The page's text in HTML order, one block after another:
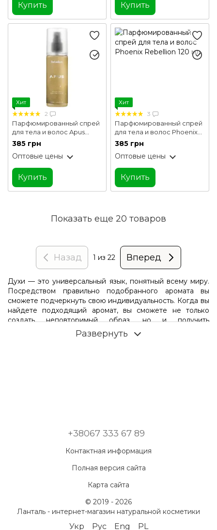
Купить Купить
Хит
2
Парфюмированный спрей
для тела и волос Apus
Rebellion 120 мл
385 грн
Оптовые цены
Купить
Хит
3
Парфюмированный спрей
для тела и волос Phoenix
Rebellion 120 мл
385 грн
Оптовые цены
Купить
Показать еще 20 товаров
Назад 1 из 22 Вперед
Духи — это универсальный язык, понятный всему миру.
Посредством правильно подобранного аромата вы
сможете подчеркнуть свою индивидуальность. Когда вы
найдете подходящий аромат, вы сможете не только
создать неповторимый образ, но и получить
дополнительную уверенность. Купить женские и
мужские духи от известных брендов и подобрать
Как заказать парфюмерию в интернет-
Если вы предпочитаете не тратить время и покупать
косметику онлайн – приглашаем вас в каталог Lantale –
магазин, где собраны лучшие натуральные
косметические средства. Для наших клиентов –
Развернуть
+38067 333 67 89
Контактная информация
Полная версия сайта
Карта сайта
© 2019 - 2026
Ланталь - интернет-магазин натуральной косметики
Укр Рус Eng PL